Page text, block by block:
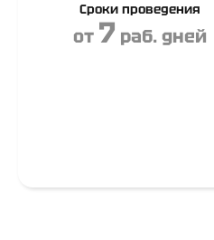
Сроки проведения
от 7 раб. дней